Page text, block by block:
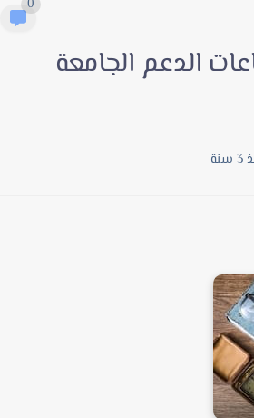
الدعم الجامعة